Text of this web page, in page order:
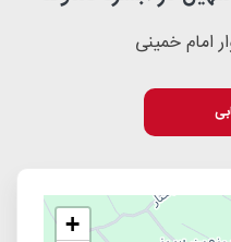
امام خمینی
+